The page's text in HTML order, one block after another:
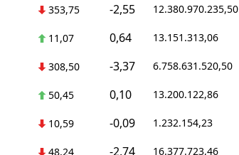
353,75 -2,55 12.380.970.235,50
11,07 0,64 13.151.313,06
308,50 -3,37 6.758.631.520,50
50,45 0,10 13.200.122,86
10,59 -0,09 1.232.154,23
48,24 -2,74 16.377.723,46